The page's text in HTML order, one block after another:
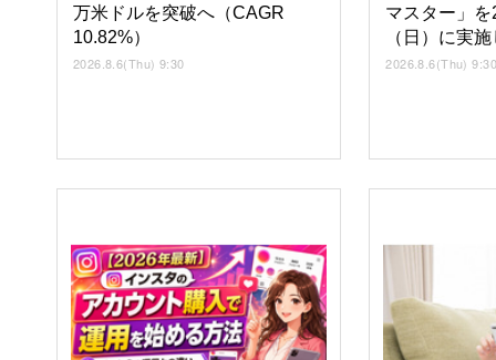
万米ドルを突破へ（CAGR
10.82%）
2026.8.6(Thu) 9:30
マスター」
（日）に実
2026.8.6(Thu)